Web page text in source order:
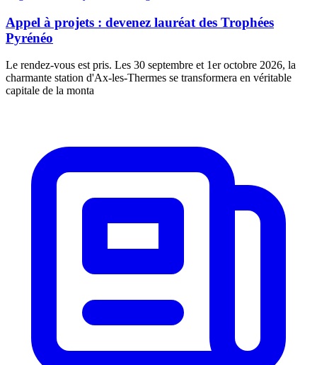
Appel à projets : devenez lauréat des Trophées
Pyrénéo
Le rendez-vous est pris. Les 30 septembre et 1er octobre 2026, la
charmante station d'Ax-les-Thermes se transformera en véritable
capitale de la monta